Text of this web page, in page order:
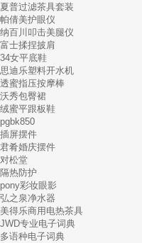
夏普过滤茶具套装
帕倩美护眼仪
纳百川叩击美腿仪
富士揉捏披肩
34女平底鞋
思迪乐塑料开水机
透蜜指压按摩棒
沃秀包臀裙
绒蜜平跟板鞋
pgbk850
插屏摆件
君肴婚庆摆件
对松堂
隔热防护
pony彩妆眼影
弘之泉净水器
美得乐商用电热茶具
JWD专业电子词典
多语种电子词典